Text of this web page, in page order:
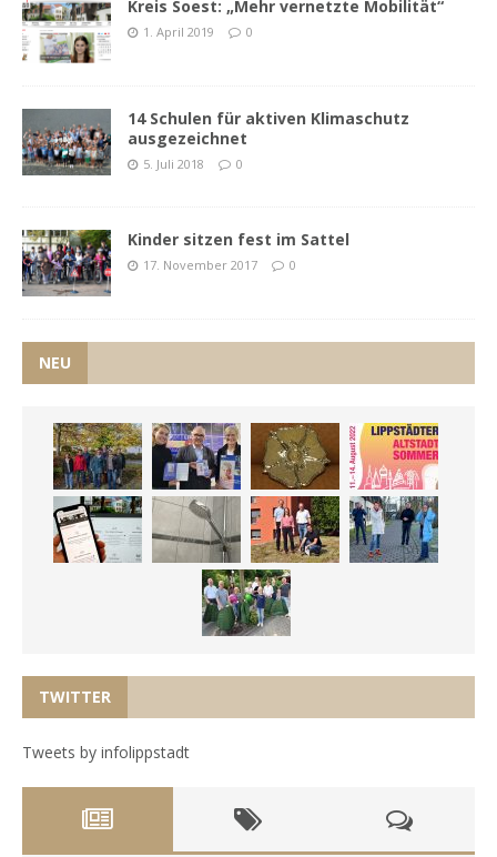
Kreis Soest: „Mehr vernetzte Mobilität“
1. April 2019 0
14 Schulen für aktiven Klimaschutz
ausgezeichnet
5. Juli 2018 0
Kinder sitzen fest im Sattel
17. November 2017 0
NEU
TWITTER
Tweets by infolippstadt